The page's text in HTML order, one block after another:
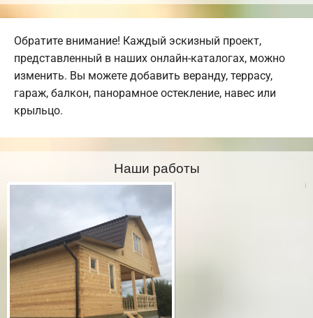
Обратите внимание! Каждый эскизный проект,
представленный в наших онлайн-каталогах, можно
изменить. Вы можете добавить веранду, террасу,
гараж, балкон, панорамное остекление, навес или
крыльцо.
Наши работы